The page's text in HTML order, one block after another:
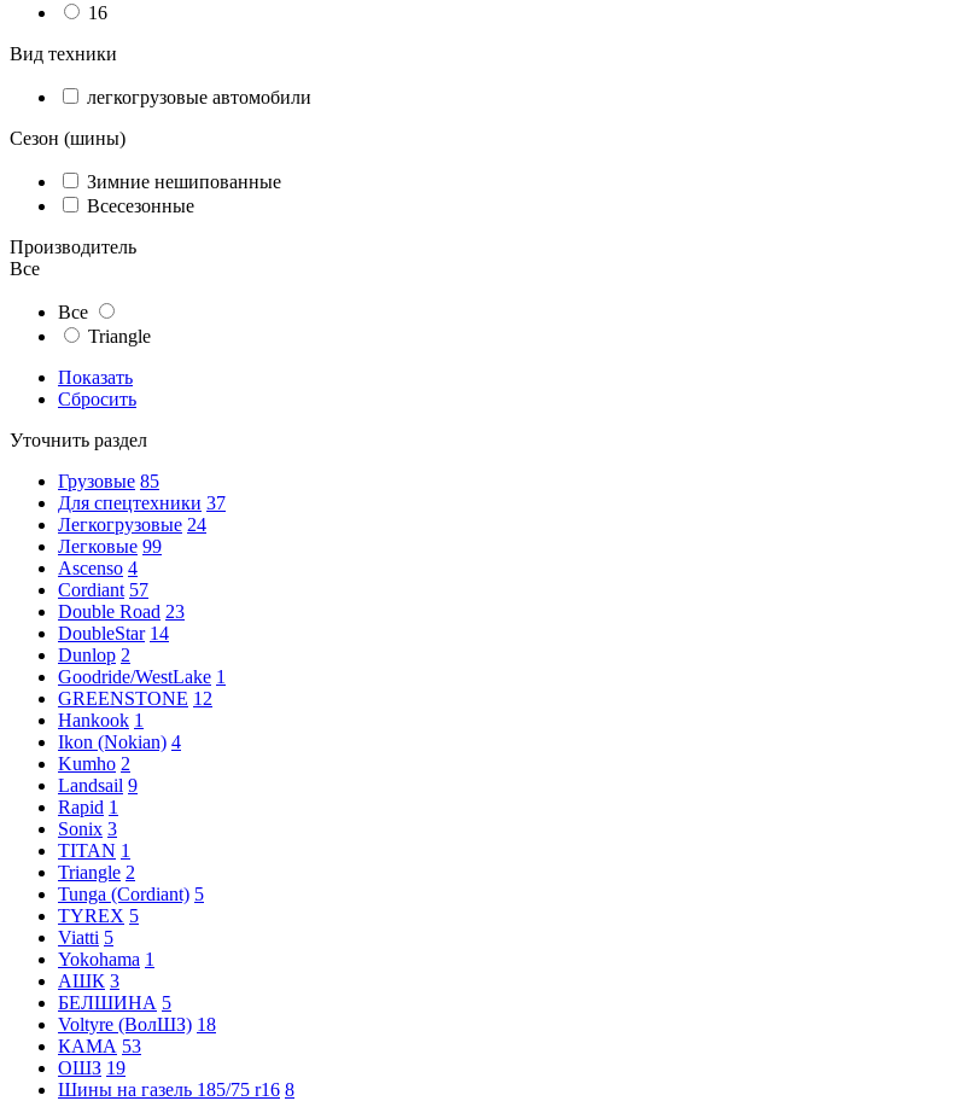
16
Вид техники
легкогрузовые автомобили
Сезон (шины)
Зимние нешипованные
Всесезонные
Производитель
Все
Все
Triangle
Показать
Сбросить
Уточнить раздел
Грузовые 85
Для спецтехники 37
Легкогрузовые 24
Легковые 99
Ascenso 4
Cordiant 57
Double Road 23
DoubleStar 14
Dunlop 2
Goodride/WestLake 1
GREENSTONE 12
Hankook 1
Ikon (Nokian) 4
Kumho 2
Landsail 9
Rapid 1
Sonix 3
TITAN 1
Triangle 2
Tunga (Cordiant) 5
TYREX 5
Viatti 5
Yokohama 1
АШК 3
БЕЛШИНА 5
Voltyre (ВолШЗ) 18
КАМА 53
ОШЗ 19
Шины на газель 185/75 r16 8